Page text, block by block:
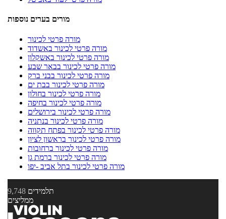
מורים בערים נוספות
מורה פרטי לכינור
מורה פרטי לכינור באשדוד
מורה פרטי לכינור באשקלון
מורה פרטי לכינור בבאר שבע
מורה פרטי לכינור בבני ברק
מורה פרטי לכינור בבת ים
מורה פרטי לכינור בחולון
מורה פרטי לכינור בחיפה
מורה פרטי לכינור בירושלים
מורה פרטי לכינור בנתניה
מורה פרטי לכינור בפתח תקווה
מורה פרטי לכינור בראשון לציון
מורה פרטי לכינור ברחובות
מורה פרטי לכינור ברמת גן
מורה פרטי לכינור בתל אביב -יפו
9,748 תלמידים
ממליצים